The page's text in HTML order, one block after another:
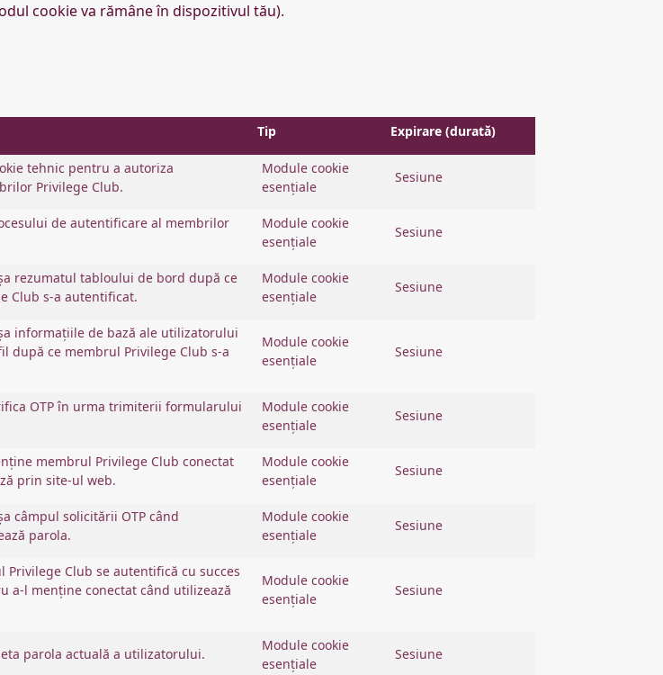
cookie va rămâne în dispozitivul tău).
Tip Expirare (durată)
tehnic pentru a autoriza
Privilege Club.
Module cookie
esențiale
Sesiune
de autentificare al membrilor
Module cookie
esențiale
Sesiune
rezumatul tabloului de bord după ce
Club s-a autentificat.
Module cookie
esențiale
Sesiune
informațiile de bază ale utilizatorului
după ce membrul Privilege Club s-a
Module cookie
esențiale
Sesiune
OTP în urma trimiterii formularului
Module cookie
esențiale
Sesiune
membrul Privilege Club conectat
prin site-ul web.
Module cookie
esențiale
Sesiune
câmpul solicitării OTP când
parola.
Module cookie
esențiale
Sesiune
Privilege Club se autentifică cu succes
a-l menține conectat când utilizează
Module cookie
esențiale
Sesiune
parola actuală a utilizatorului.
Module cookie
esențiale
Sesiune